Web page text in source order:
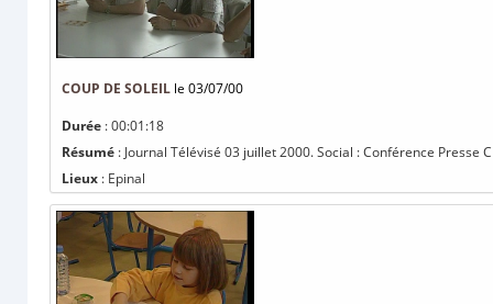
COUP DE SOLEIL le 03/07/00
Durée : 00:01:18
Résumé : Journal Télévisé 03 juillet 2000. Social : Conférence Presse
Lieux : Epinal